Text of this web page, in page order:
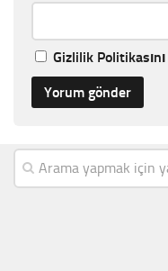
Gizlilik Politikasını